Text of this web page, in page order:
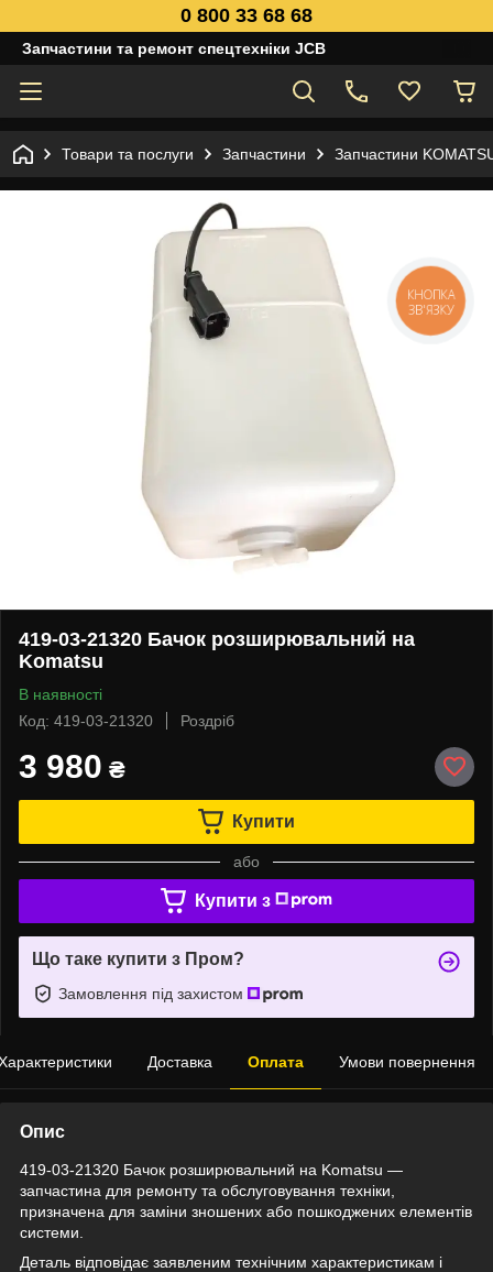
0 800 33 68 68
Запчастини та ремонт спецтехніки JCB
Товари та послуги Запчастини Запчастини
419-03-21320 Бачок розширювальний на
Komatsu
В наявності
Код: 419-03-21320
Роздріб
3 980 ₴
Купити
або
Купити з
Що таке купити з Пром?
Замовлення під захистом
Доставка Оплата Умови повернення
Опис
419-03-21320 Бачок розширювальний на Komatsu —
запчастина для ремонту та обслуговування техніки,
призначена для заміни зношених або пошкоджених елементів
системи.
Деталь відповідає заявленим технічним характеристикам і
КНОПКА
ЗВ'ЯЗКУ